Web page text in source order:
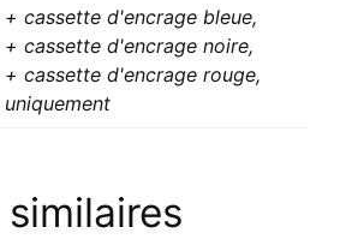
cassette d'encrage bleue,
cassette d'encrage noire,
cassette d'encrage rouge,